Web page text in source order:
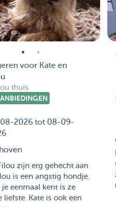
voor Kate en
thuis
2026 tot 08-09-
zijn erg gehecht aan
is een angstig hondje.
je eenmaal kent is ze
liefste. Kate is ook een